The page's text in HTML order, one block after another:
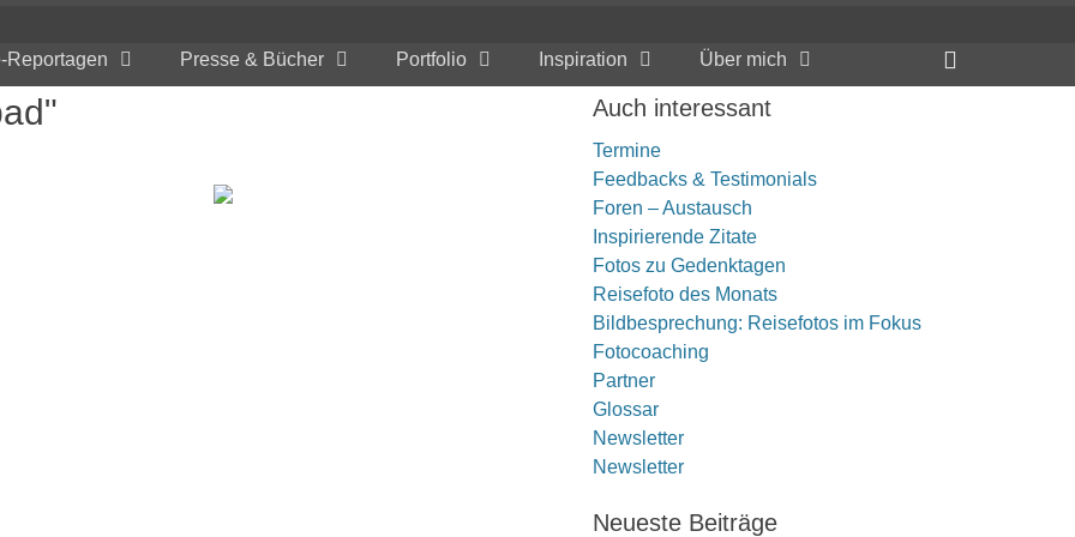
Reportagen Presse & Bücher Portfolio Inspiration Über mich
Toggle
Auch interessant
Termine
Feedbacks & Testimonials
Foren – Austausch
Inspirierende Zitate
Fotos zu Gedenktagen
Reisefoto des Monats
Bildbesprechung: Reisefotos im Fokus
Fotocoaching
Partner
Glossar
Newsletter
Newsletter
Neueste Beiträge